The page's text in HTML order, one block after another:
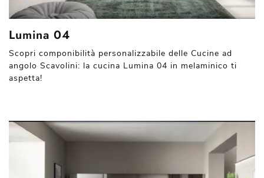
Lumina 04
Scopri componibilità personalizzabile delle Cucine ad
angolo Scavolini: la cucina Lumina 04 in melaminico ti
aspetta!